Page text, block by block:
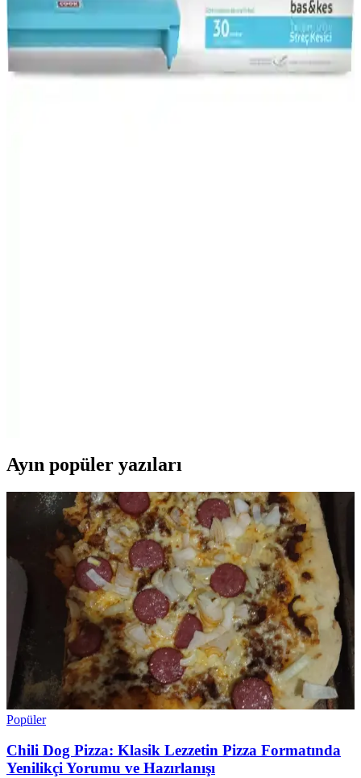
Sera 30*300 Streç 9 Mikron: Dayanıklı ve Esnek
Paketleme Film Çözümü
Sera 30*300 Streç 9 Mikron, yüksek yapışma ve esneklik
özellikleriyle paketleme ve koruma sağlar, kullanım kolaylığı sunar.
Ayın popüler yazıları
Popüler
Chili Dog Pizza: Klasik Lezzetin Pizza Formatında
Yenilikçi Yorumu ve Hazırlanışı